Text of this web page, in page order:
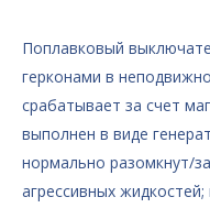
Поплавковый
герконами в
срабатывает за счет
выполнен в виде
нормально разомкнут/
агрессивных